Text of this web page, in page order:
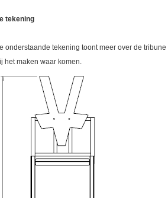
tekening
onderstaande tekening toont meer over de
het maken waar komen.